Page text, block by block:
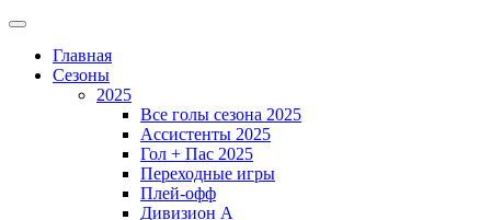
Главная
Сезоны
2025
Все голы сезона 2025
Ассистенты 2025
Гол + Пас 2025
Переходные игры
Плей-офф
Дивизион A